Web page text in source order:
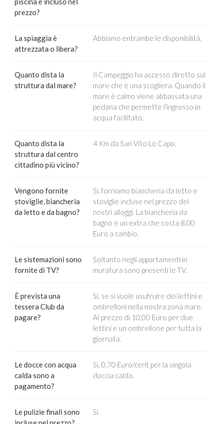
prezzo?
La spiaggia è
attrezzata o libera?
Abbiamo entrambe le disponibilità.
Quanto dista la
struttura dal mare?
Il Campeggio ha accesso diretto sul
mare che è una scogliera. Quando il
mare è calmo viene abbassata una
pedana che permette l'ingresso in
acqua facilitato.
Quanto dista la
struttura dal centro
cittadino più vicino?
4 Km da San Vito Lo Capo.
Vengono fornite
stoviglie, biancheria
da letto e da bagno?
Sì, forniamo biancheria da letto e
stoviglie incluse nel prezzo dei
nostri alloggi. La biancheria da
bagno è un extra che costa 8,00
Euro a cambio.
Le sistemazioni sono
fornite di TV?
Soltanto negli appartamenti in
muratura sono presenti le TV.
È prevista una
tessera Club da
pagare?
Sì, se si vuole usufruire dei lettini e
ombrelloni nella nostra zona mare.
Al prezzo di 10,00 Euro per due
lettini e un ombrellone per tutta la
giornata.
Le docce con acqua
calda sono a
pagamento?
Sì, 0,70 Euro/cent per la singola
doccia calda.
Le pulizie finali sono
Sì.